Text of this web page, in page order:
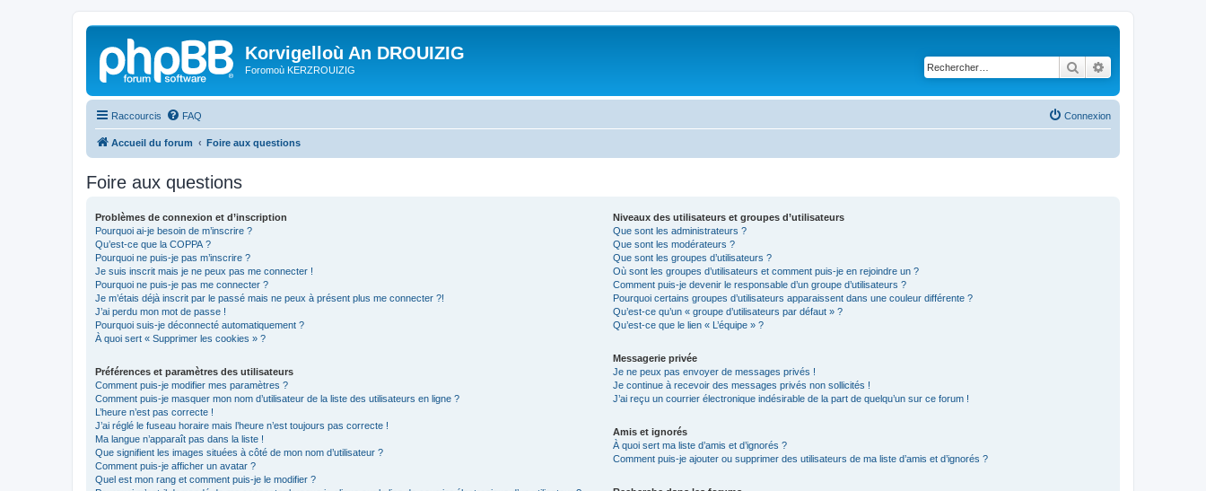
Korvigelloù An DROUIZIG
Foromoù KERZROUIZIG Rechercher
Raccourcis FAQ Connexion
Accueil du forum Foire aux questions
Foire aux questions
Problèmes de connexion et d’inscription
Pourquoi ai-je besoin de m’inscrire ?
Qu’est-ce que la COPPA ?
Pourquoi ne puis-je pas m’inscrire ?
Je suis inscrit mais je ne peux pas me connecter !
Pourquoi ne puis-je pas me connecter ?
Je m’étais déjà inscrit par le passé mais ne peux à présent plus me connecter ?!
J’ai perdu mon mot de passe !
Pourquoi suis-je déconnecté automatiquement ?
À quoi sert « Supprimer les cookies » ?
Préférences et paramètres des utilisateurs
Comment puis-je modifier mes paramètres ?
Comment puis-je masquer mon nom d’utilisateur de la liste des utilisateurs en ligne ?
L’heure n’est pas correcte !
J’ai réglé le fuseau horaire mais l’heure n’est toujours pas correcte !
Ma langue n’apparaît pas dans la liste !
Que signifient les images situées à côté de mon nom d’utilisateur ?
Comment puis-je afficher un avatar ?
Quel est mon rang et comment puis-je le modifier ?
Niveaux des utilisateurs et groupes d’utilisateurs
Que sont les administrateurs ?
Que sont les modérateurs ?
Que sont les groupes d’utilisateurs ?
Où sont les groupes d’utilisateurs et comment puis-je en rejoindre un ?
Comment puis-je devenir le responsable d’un groupe d’utilisateurs ?
Pourquoi certains groupes d’utilisateurs apparaissent dans une couleur différente ?
Qu’est-ce qu’un « groupe d’utilisateurs par défaut » ?
Qu’est-ce que le lien « L’équipe » ?
Messagerie privée
Je ne peux pas envoyer de messages privés !
Je continue à recevoir des messages privés non sollicités !
J’ai reçu un courrier électronique indésirable de la part de quelqu’un sur ce forum !
Amis et ignorés
À quoi sert ma liste d’amis et d’ignorés ?
Comment puis-je ajouter ou supprimer des utilisateurs de ma liste d’amis et d’ignorés ?